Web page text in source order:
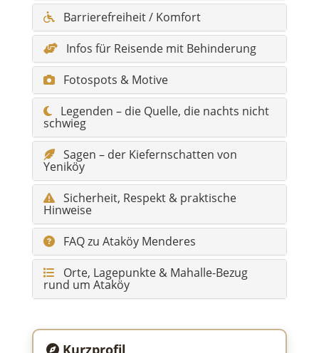
Barrierefreiheit / Komfort
Infos für Reisende mit Behinderung
Fotospots & Motive
Legenden – die Quelle, die nachts nicht
schwieg
Sagen – der Kiefernschatten von
Yeniköy
Sicherheit, Respekt & praktische
Hinweise
FAQ zu Ataköy Menderes
Orte, Lagepunkte & Mahalle-Bezug
rund um Ataköy
Kurzprofil